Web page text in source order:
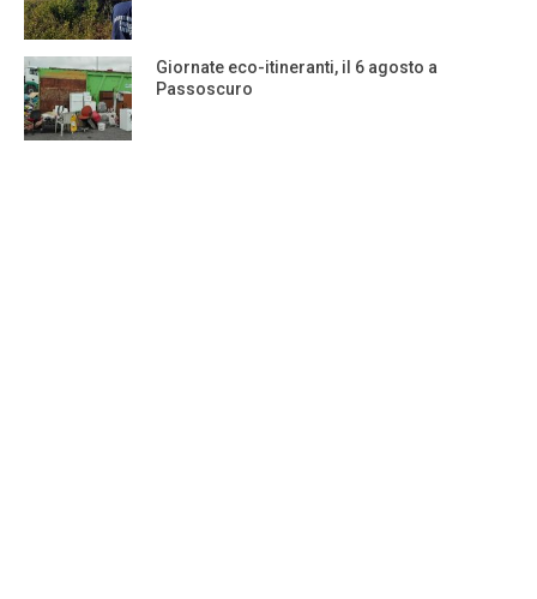
Giornate eco-itineranti, il 6 agosto a
Passoscuro